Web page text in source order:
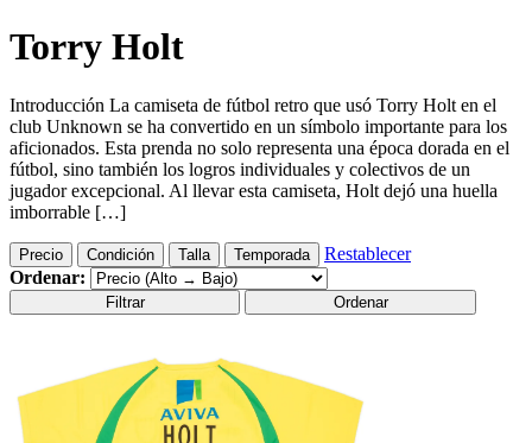
Torry Holt
Introducción La camiseta de fútbol retro que usó Torry Holt en el
club Unknown se ha convertido en un símbolo importante para los
aficionados. Esta prenda no solo representa una época dorada en el
fútbol, sino también los logros individuales y colectivos de un
jugador excepcional. Al llevar esta camiseta, Holt dejó una huella
imborrable […]
Precio Condición Talla Temporada
Restablecer
Ordenar:
Filtrar Ordenar